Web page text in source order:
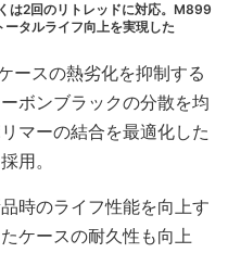
は2回のリトレッドに対応。M899
タルライフ向上を実現した
スの熱劣化を抑制する
ボンブラックの分散を均
マーの結合を最適化した
用。
時のライフ性能を向上す
ケースの耐久性も向上